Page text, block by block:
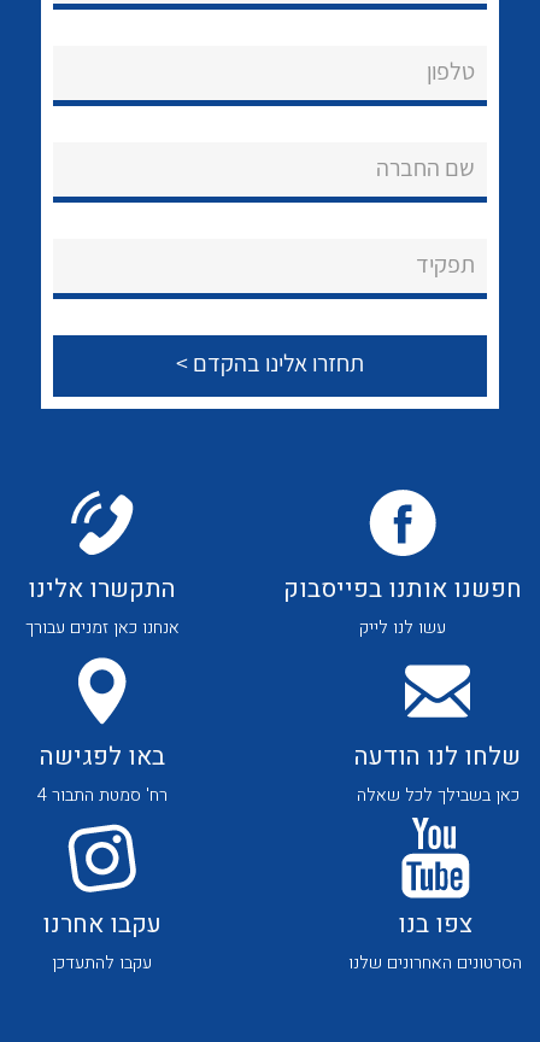
לכל מוצרי היצרן
טלפון
שם החברה
תפקיד
חפשנו אותנו בפייסבוק
עשו לנו לייק
התקשרו אלינו
אנחנו כאן זמנים עבורך
שלחו לנו הודעה
כאן בשבילך לכל שאלה
באו לפגישה
רח' סמטת התבור 4
צפו בנו
הסרטונים האחרונים שלנו
עקבו אחרנו
עקבו להתעדכן